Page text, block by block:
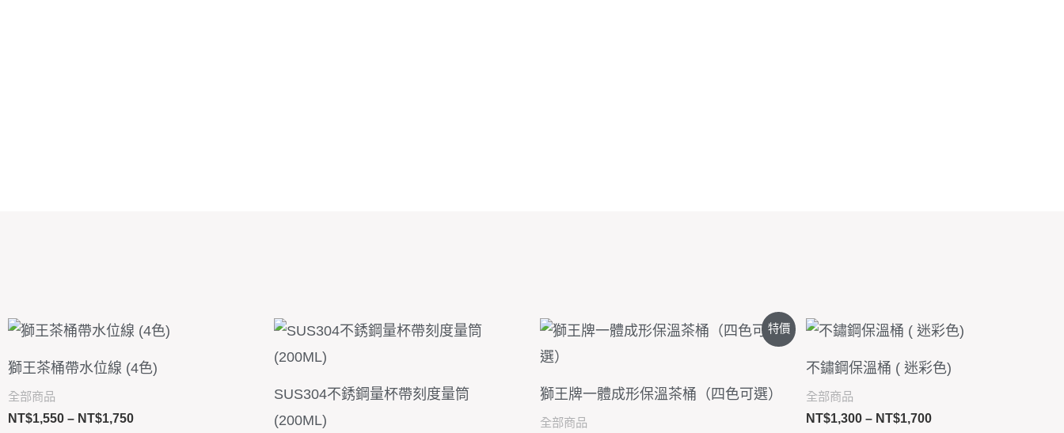
獅王茶桶帶水位線 (4色)
全部商品
NT$1,550 – NT$1,750
價
格
範
圍：
SUS304不銹鋼量杯帶刻度量筒
(200ML)
特價
獅王牌一體成形保溫茶桶（四色可選）
全部商品
價
格
NT$1,500
不鏽鋼保溫桶 ( 迷彩色)
全部商品
NT$1,300 – NT$1,700
價
格
範
圍：